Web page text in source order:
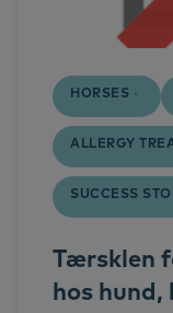
HORSES
ALLERGY
SUCCESS
Tærsklen
hos